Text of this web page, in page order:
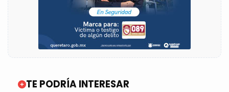
TE PODRÍA INTERESAR